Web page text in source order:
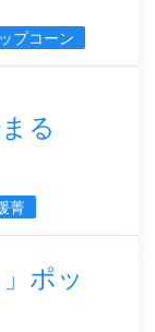
プコーン
る
菁
ポッ